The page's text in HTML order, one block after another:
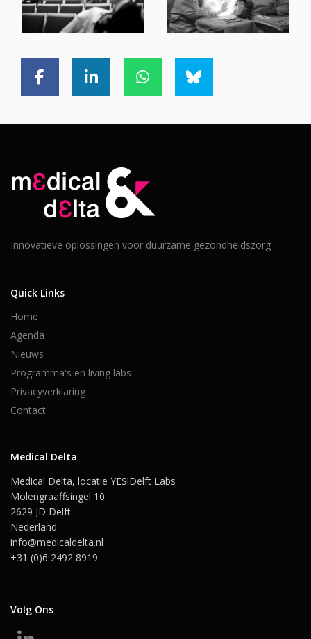
Innovatieve oplossingen voor duurzame gezondheidszorg
Quick Links
Home
Agenda
Nieuws
Programma's en living labs
Privacyverklaring
Contact
Medical Delta
Medical Delta, locatie YES!Delft Labs
Molengraaffsingel 10
2629 JD Delft
Nederland
info@medicaldelta.nl
+31 (0)6 2492 8919
Volg Ons